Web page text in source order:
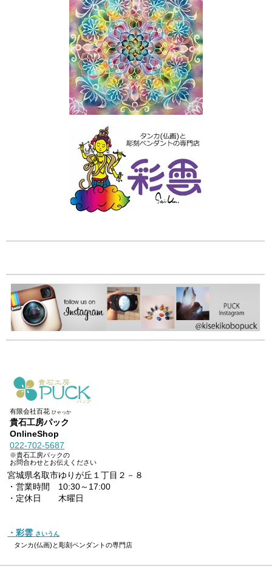
有限会社百花ひゃっか
貴石工房パック
OnlineShop
022-702-5687
※貴石工房パックの
お問合わせとお伝えください
宮城県名取市ゆりが丘１丁目２－８
・営業時間 10:30～17:00
・定休日 木曜日
・彩雲 さいうん
タンカ(仏画)と彫刻ペンダントの専門店